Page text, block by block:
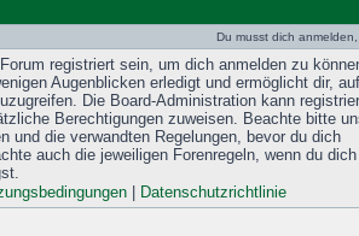
Du musst dich
registriert sein, um dich anmelden zu
Augenblicken erledigt und ermöglicht dir, auf
Die Board-Administration kann
Berechtigungen zuweisen. Beachte bitte
und die verwandten Regelungen, bevor du dich
auch die jeweiligen Forenregeln, wenn du
| Datenschutzrichtlinie